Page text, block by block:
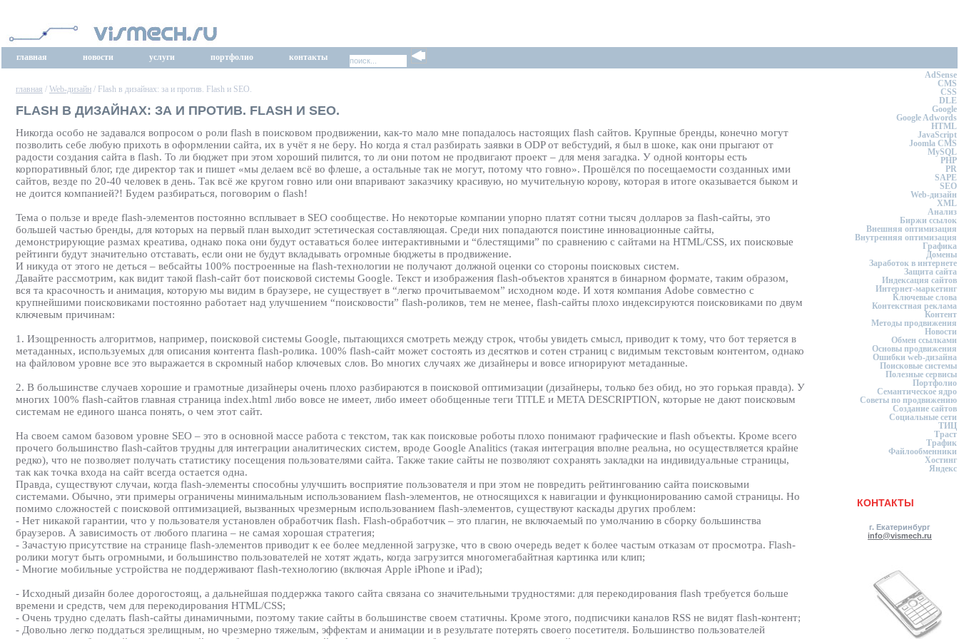
главная новости услуги портфолио контакты
главная / Web-дизайн / Flash в дизайнах: за и против. Flash и SEO.
FLASH В ДИЗАЙНАХ: ЗА И ПРОТИВ. FLASH И SEO.
Никогда особо не задавался вопросом о роли flash в поисковом продвижении, как-то мало мне попадалось настоящих flash сайтов. Крупные бренды, конечно могут
позволить себе любую прихоть в оформлении сайта, их в учёт я не беру. Но когда я стал разбирать заявки в ODP от вебстудий, я был в шоке, как они прыгают от
радости создания сайта в flash. То ли бюджет при этом хороший пилится, то ли они потом не продвигают проект – для меня загадка. У одной конторы есть
корпоративный блог, где директор так и пишет «мы делаем всё во флеше, а остальные так не могут, потому что говно». Прошёлся по посещаемости созданных ими
сайтов, везде по 20-40 человек в день. Так всё же кругом говно или они впаривают заказчику красивую, но мучительную корову, которая в итоге оказывается быком и
не доится компанией?! Будем разбираться, поговорим о flash!
Тема о пользе и вреде flash-элементов постоянно всплывает в SEO сообществе. Но некоторые компании упорно платят сотни тысяч долларов за flash-сайты, это
большей частью бренды, для которых на первый план выходит эстетическая составляющая. Среди них попадаются поистине инновационные сайты,
демонстрирующие размах креатива, однако пока они будут оставаться более интерактивными и “блестящими” по сравнению с сайтами на HTML/CSS, их поисковые
рейтинги будут значительно отставать, если они не будут вкладывать огромные бюджеты в продвижение.
И никуда от этого не деться – вебсайты 100% построенные на flash-технологии не получают должной оценки со стороны поисковых систем.
Давайте рассмотрим, как видит такой flash-сайт бот поисковой системы Google. Текст и изображения flash-объектов хранятся в бинарном формате, таким образом,
вся та красочность и анимация, которую мы видим в браузере, не существует в “легко прочитываемом” исходном коде. И хотя компания Adobe совместно с
крупнейшими поисковиками постоянно работает над улучшением “поисковости” flash-роликов, тем не менее, flash-сайты плохо индексируются поисковиками по двум
ключевым причинам:
1. Изощренность алгоритмов, например, поисковой системы Google, пытающихся смотреть между строк, чтобы увидеть смысл, приводит к тому, что бот теряется в
метаданных, используемых для описания контента flash-ролика. 100% flash-сайт может состоять из десятков и сотен страниц с видимым текстовым контентом, однако
на файловом уровне все это выражается в скромный набор ключевых слов. Во многих случаях же дизайнеры и вовсе игнорируют метаданные.
2. В большинстве случаев хорошие и грамотные дизайнеры очень плохо разбираются в поисковой оптимизации (дизайнеры, только без обид, но это горькая правда). У
многих 100% flash-сайтов главная страница index.html либо вовсе не имеет, либо имеет обобщенные теги TITLE и META DESCRIPTION, которые не дают поисковым
системам не единого шанса понять, о чем этот сайт.
На своем самом базовом уровне SEO – это в основной массе работа с текстом, так как поисковые роботы плохо понимают графические и flash объекты. Кроме всего
прочего большинство flash-сайтов трудны для интеграции аналитических систем, вроде Google Analitics (такая интеграция вполне реальна, но осуществляется крайне
редко), что не позволяет получать статистику посещения пользователями сайта. Также такие сайты не позволяют сохранять закладки на индивидуальные страницы,
так как точка входа на сайт всегда остается одна.
Правда, существуют случаи, когда flash-элементы способны улучшить восприятие пользователя и при этом не повредить рейтингованию сайта поисковыми
системами. Обычно, эти примеры ограничены минимальным использованием flash-элементов, не относящихся к навигации и функционированию самой страницы. Но
помимо сложностей с поисковой оптимизацией, вызванных чрезмерным использованием flash-элементов, существуют каскады других проблем:
- Нет никакой гарантии, что у пользователя установлен обработчик flash. Flash-обработчик – это плагин, не включаемый по умолчанию в сборку большинства
браузеров. А зависимость от любого плагина – не самая хорошая стратегия;
- Зачастую присутствие на странице flash-элементов приводит к ее более медленной загрузке, что в свою очередь ведет к более частым отказам от просмотра. Flash-
ролики могут быть огромными, и большинство пользователей не хотят ждать, когда загрузится многомегабайтная картинка или клип;
- Многие мобильные устройства не поддерживают flash-технологию (включая Apple iPhone и iPad);
- Исходный дизайн более дорогостоящ, а дальнейшая поддержка такого сайта связана со значительными трудностями: для перекодирования flash требуется больше
времени и средств, чем для перекодирования HTML/CSS;
- Очень трудно сделать flash-сайты динамичными, поэтому такие сайты в большинстве своем статичны. Кроме этого, подписчики каналов RSS не видят flash-контент;
- Довольно легко поддаться зрелищным, но чрезмерно тяжелым, эффектам и анимации и в результате потерять своего посетителя. Большинство пользователей
AdSense
CMS
CSS
DLE
Google
Google Adwords
HTML
JavaScript
Joomla CMS
MySQL
PHP
PR
SAPE
SEO
Web-дизайн
XML
Анализ
Биржи ссылок
Внешняя оптимизация
Внутренняя оптимизация
Графика
Домены
Заработок в интернете
Защита сайта
Индексация сайтов
Интернет-маркетинг
Ключевые слова
Контекстная реклама
Контент
Методы продвижения
Новости
Обмен ссылками
Основы продвижения
Ошибки web-дизайна
Поисковые системы
Полезные сервисы
Портфолио
Семантическое ядро
Советы по продвижению
Создание сайтов
Социальные сети
ТИЦ
Траст
Трафик
Файлообменники
Хостинг
Яндекс
КОНТАКТЫ
г. Екатеринбург
info@vismech.ru